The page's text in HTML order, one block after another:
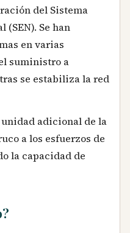
del Sistema
Se han
en varias
suministro a
se estabiliza la red
adicional de la
a los esfuerzos de
la capacidad de